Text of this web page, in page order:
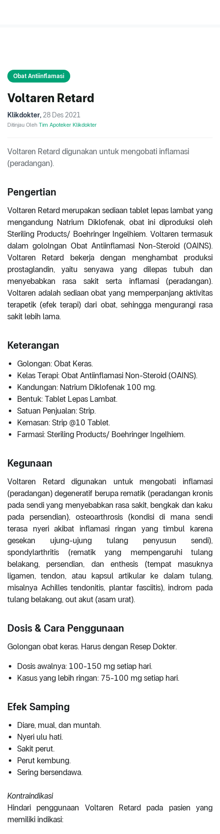
Obat Antiinflamasi
Voltaren Retard
Klikdokter, 28 Des 2021
Ditinjau Oleh Tim Apoteker Klikdokter
Voltaren Retard digunakan untuk mengobati inflamasi
(peradangan).
Pengertian
Voltaren Retard merupakan sediaan tablet lepas lambat yang
mengandung Natrium Diklofenak, obat ini diproduksi oleh
Steriling Products/ Boehringer Ingelhiem. Voltaren termasuk
dalam gololngan Obat Antiinflamasi Non-Steroid (OAINS).
Voltaren Retard bekerja dengan menghambat produksi
prostaglandin, yaitu senyawa yang dilepas tubuh dan
menyebabkan rasa sakit serta inflamasi (peradangan).
Voltaren adalah sediaan obat yang memperpanjang aktivitas
terapetik (efek terapi) dari obat, sehingga mengurangi rasa
sakit lebih lama.
Keterangan
Golongan: Obat Keras.
Kelas Terapi: Obat Antiinflamasi Non-Steroid (OAINS).
Kandungan: Natrium Diklofenak 100 mg.
Bentuk: Tablet Lepas Lambat.
Satuan Penjualan: Strip.
Kemasan: Strip @10 Tablet.
Farmasi: Steriling Products/ Boehringer Ingelhiem.
Kegunaan
Voltaren Retard digunakan untuk mengobati inflamasi
(peradangan) degeneratif berupa rematik (peradangan kronis
pada sendi yang menyebabkan rasa sakit, bengkak dan kaku
pada persendian), osteoarthrosis (kondisi di mana sendi
terasa nyeri akibat inflamasi ringan yang timbul karena
gesekan ujung-ujung tulang penyusun sendi),
spondylarthritis (rematik yang mempengaruhi tulang
belakang, persendian, dan enthesis (tempat masuknya
ligamen, tendon, atau kapsul artikular ke dalam tulang,
misalnya Achilles tendonitis, plantar fasciitis), indrom pada
tulang belakang, out akut (asam urat).
Dosis & Cara Penggunaan
Golongan obat keras. Harus dengan Resep Dokter.
Dosis awalnya: 100-150 mg setiap hari.
Kasus yang lebih ringan: 75-100 mg setiap hari.
Efek Samping
Diare, mual, dan muntah.
Nyeri ulu hati.
Sakit perut.
Perut kembung.
Sering bersendawa.
Kontraindikasi
Hindari penggunaan Voltaren Retard pada pasien yang
memiliki indikasi: